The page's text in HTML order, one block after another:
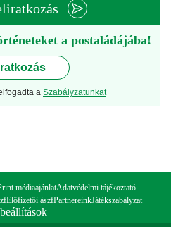
a postaládájába!
a Szabályzatunkat
médiaajánlatAdatvédelmi tájékoztató
Előfizetői ászfPartnereinkJátékszabályzat